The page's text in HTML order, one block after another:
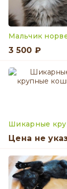
Мальчик
3 500 ₽
Шикарные
Цена не